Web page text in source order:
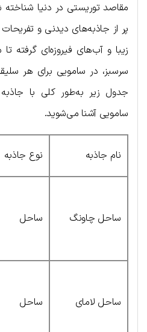
مقاصد توریستی در دنیا
پر از جاذبه‌های دیدنی و
زیبا و آب‌های فیروزه‌ای گرفته
سرسبز، در سامویی برای هر
جدول زیر به‌طور کلی با
سامویی آشنا می‌شوید.
نام جاذبه نوع جاذبه
ساحل چاونگ ساحل
ساحل لامای ساحل